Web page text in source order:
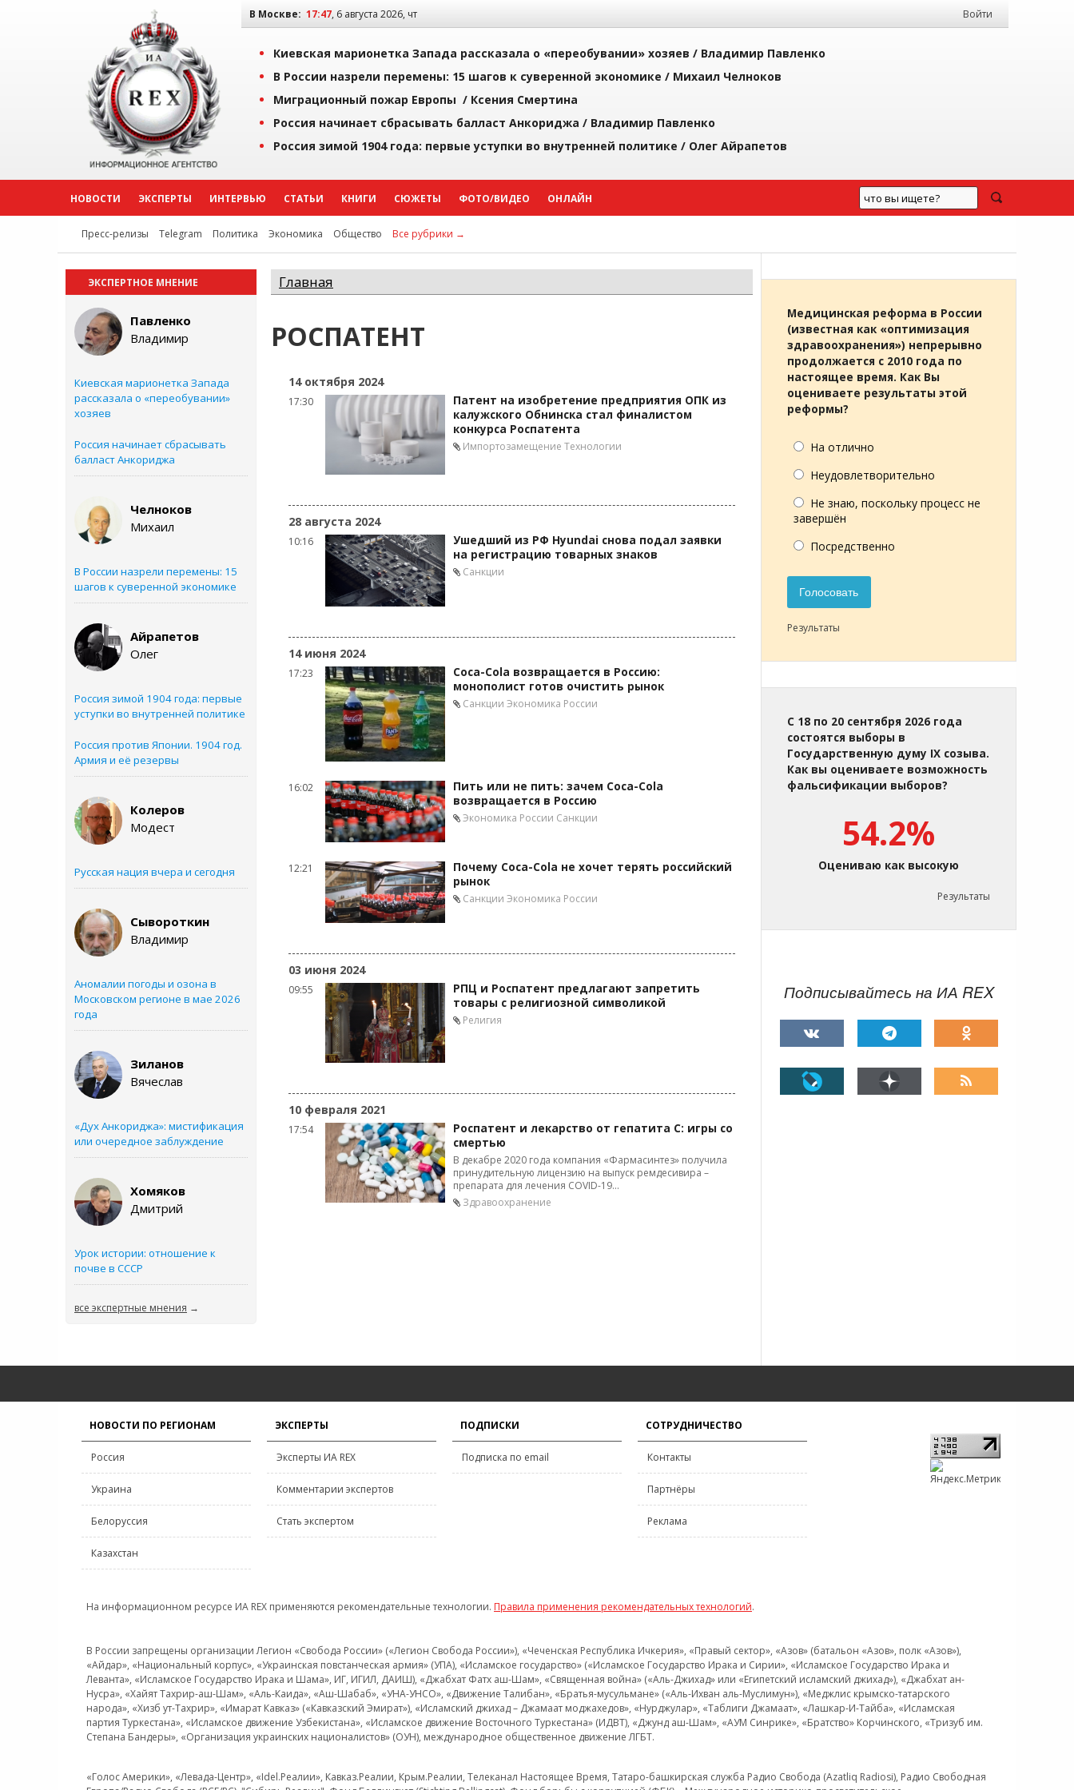
В Москве: 17:47, 6 августа 2026, чт Войти
Киевская марионетка Запада рассказала о «переобувании» хозяев / Владимир Павленко
В России назрели перемены: 15 шагов к суверенной экономике / Михаил Челноков
Миграционный пожар Европы / Ксения Смертина
Россия начинает сбрасывать балласт Анкориджа / Владимир Павленко
Россия зимой 1904 года: первые уступки во внутренней политике / Олег Айрапетов
НОВОСТИ ЭКСПЕРТЫ ИНТЕРВЬЮ СТАТЬИ КНИГИ СЮЖЕТЫ ФОТО/ВИДЕО ОНЛАЙН
Пресс-релизы Telegram Политика Экономика Общество Все рубрики →
ЭКСПЕРТНОЕ МНЕНИЕ
Павленко
Владимир
Киевская марионетка Запада
рассказала о «переобувании»
хозяев
Россия начинает сбрасывать
балласт Анкориджа
Челноков
Михаил
В России назрели перемены: 15
шагов к суверенной экономике
Айрапетов
Олег
Россия зимой 1904 года: первые
уступки во внутренней политике
Россия против Японии. 1904 год.
Армия и её резервы
Колеров
Модест
Русская нация вчера и сегодня
Сывороткин
Владимир
Аномалии погоды и озона в
Московском регионе в мае 2026
года
Зиланов
Вячеслав
«Дух Анкориджа»: мистификация
или очередное заблуждение
Хомяков
Дмитрий
Урок истории: отношение к
почве в СССР
все экспертные мнения →
Главная
РОСПАТЕНТ
14 октября 2024
17:30
Патент на изобретение предприятия ОПК из
калужского Обнинска стал финалистом
конкурса Роспатента
Импортозамещение Технологии
28 августа 2024
10:16
Ушедший из РФ Hyundai снова подал заявки
на регистрацию товарных знаков
Санкции
14 июня 2024
17:23
Coca-Cola возвращается в Россию:
монополист готов очистить рынок
Санкции Экономика России
16:02
Пить или не пить: зачем Coca-Cola
возвращается в Россию
Экономика России Санкции
12:21
Почему Coca-Cola не хочет терять российский
рынок
Санкции Экономика России
03 июня 2024
09:55
РПЦ и Роспатент предлагают запретить
товары с религиозной символикой
Религия
10 февраля 2021
17:54
Роспатент и лекарство от гепатита С: игры со
смертью
В декабре 2020 года компания «Фармасинтез» получила
принудительную лицензию на выпуск ремдесивира –
препарата для лечения COVID-19...
Здравоохранение
Медицинская реформа в России
(известная как «оптимизация
здравоохранения») непрерывно
продолжается с 2010 года по
настоящее время. Как Вы
оцениваете результаты этой
реформы?
На отлично
Неудовлетворительно
Не знаю, поскольку процесс не
завершён
Посредственно
Голосовать
Результаты
С 18 по 20 сентября 2026 года
состоятся выборы в
Государственную думу IX созыва.
Как вы оцениваете возможность
фальсификации выборов?
54.2%
Оцениваю как высокую
Результаты
Подписывайтесь на ИА REX
НОВОСТИ ПО РЕГИОНАМ
Россия
Украина
Белоруссия
Казахстан
ЭКСПЕРТЫ
Эксперты ИА REX
Комментарии экспертов
Стать экспертом
ПОДПИСКИ
Подписка по email
СОТРУДНИЧЕСТВО
Контакты
Партнёры
Реклама
На информационном ресурсе ИА REX применяются рекомендательные технологии. Правила применения рекомендательных технологий.
В России запрещены организации Легион «Свобода России» («Легион Свобода России»), «Чеченская Республика Ичкерия», «Правый сектор», «Азов» (батальон «Азов», полк «Азов»),
«Айдар», «Национальный корпус», «Украинская повстанческая армия» (УПА), «Исламское государство» («Исламское Государство Ирака и Сирии», «Исламское Государство Ирака и
Леванта», «Исламское Государство Ирака и Шама», ИГ, ИГИЛ, ДАИШ), «Джабхат Фатх аш-Шам», «Священная война» («Аль-Джихад» или «Египетский исламский джихад»), «Джабхат ан-
Нусра», «Хайят Тахрир-аш-Шам», «Аль-Каида», «Аш-Шабаб», «УНА-УНСО», «Движение Талибан», «Братья-мусульмане» («Аль-Ихван аль-Муслимун»), «Меджлис крымско-татарского
народа», «Хизб ут-Тахрир», «Имарат Кавказ» («Кавказский Эмират»), «Исламский джихад – Джамаат моджахедов», «Нурджулар», «Таблиги Джамаат», «Лашкар-И-Тайба», «Исламская
партия Туркестана», «Исламское движение Узбекистана», «Исламское движение Восточного Туркестана» (ИДВТ), «Джунд аш-Шам», «АУМ Синрике», «Братство» Корчинского, «Тризуб им.
Степана Бандеры», «Организация украинских националистов» (ОУН), международное общественное движение ЛГБТ.
«Голос Америки», «Левада-Центр», «Idel.Реалии», Кавказ.Реалии, Крым.Реалии, Телеканал Настоящее Время, Татаро-башкирская служба Радио Свобода (Azatliq Radiosi), Радио Свободная